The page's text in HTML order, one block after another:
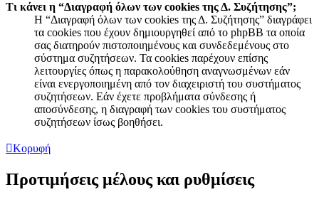
Τι κάνει η “Διαγραφή όλων των cookies της Δ. Συζήτησης”;
Η “Διαγραφή όλων των cookies της Δ. Συζήτησης” διαγράφει
τα cookies που έχουν δημιουργηθεί από το phpBB τα οποία
σας διατηρούν πιστοποιημένους και συνδεδεμένους στο
σύστημα συζητήσεων. Τα cookies παρέχουν επίσης
λειτουργίες όπως η παρακολούθηση αναγνωσμένων εάν
είναι ενεργοποιημένη από τον διαχειριστή του συστήματος
συζητήσεων. Εάν έχετε προβλήματα σύνδεσης ή
αποσύνδεσης, η διαγραφή των cookies του συστήματος
συζητήσεων ίσως βοηθήσει.
Κορυφή
Προτιμήσεις μέλους και ρυθμίσεις